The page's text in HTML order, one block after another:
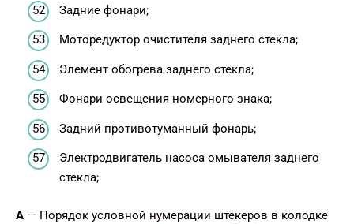
Задние фонари;
Моторедуктор очистителя заднего стекла;
Элемент обогрева заднего стекла;
Фонари освещения номерного знака;
Задний противотуманный фонарь;
Электродвигатель насоса омывателя заднего
стекла;
А — Порядок условной нумерации штекеров в колодке